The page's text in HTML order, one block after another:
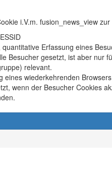
i.V.m. fusion_news_view
quantitative Erfassung eines
Besucher gesetzt, ist aber nur
relevant.
eines wiederkehrenden
wenn der Besucher Cookies